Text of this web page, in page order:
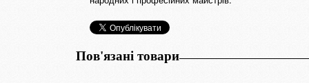
Пов'язані товари